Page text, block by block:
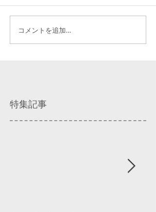
コメントを追加…
特集記事